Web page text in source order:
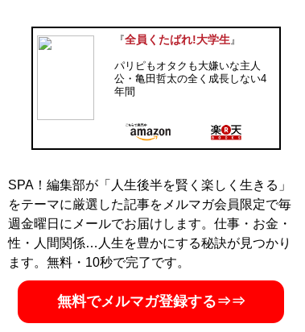
『全員くたばれ!大学生 』
パリピもオタクも大嫌いな主人
公・亀田哲太の全く成長しない4
年間
SPA！編集部が「人生後半を賢く楽しく生きる」
をテーマに厳選した記事をメルマガ会員限定で毎
週金曜日にメールでお届けします。仕事・お金・
性・人間関係…人生を豊かにする秘訣が見つかり
ます。無料・10秒で完了です。
無料でメルマガ登録する⇒⇒